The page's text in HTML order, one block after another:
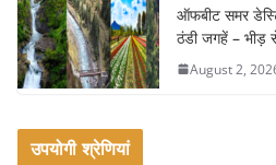
ऑफबीट समर
ठंडी जगहें – भीड़
August 2,
उपयोगी श्रेणियां